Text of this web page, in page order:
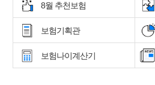
8월 추천보험
보험기획관
보험나이계산기